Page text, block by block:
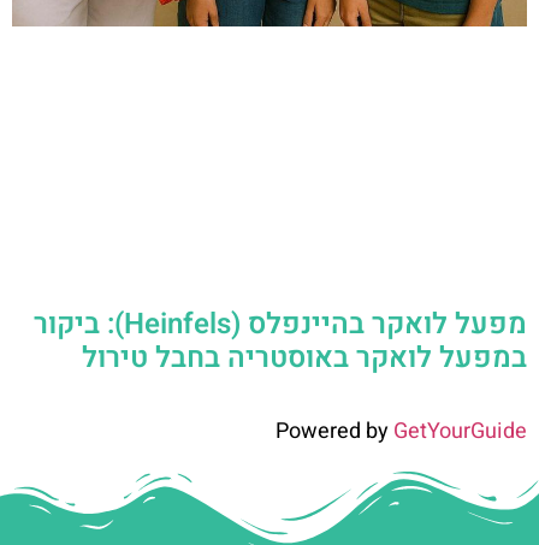
מפעל לואקר בהיינפלס (Heinfels): ביקור
במפעל לואקר באוסטריה בחבל טירול
Powered byGetYourGuide